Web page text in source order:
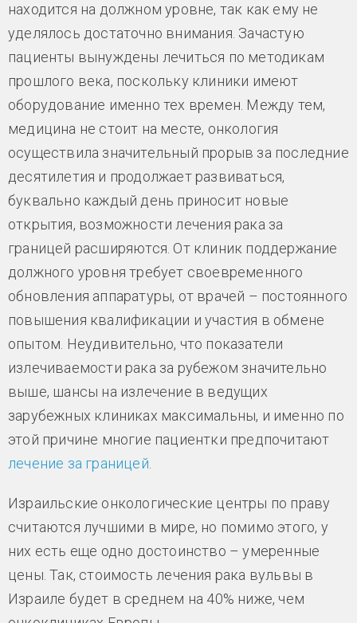
находится на должном уровне, так как ему не
уделялось достаточно внимания. Зачастую
пациенты вынуждены лечиться по методикам
прошлого века, поскольку клиники имеют
оборудование именно тех времен. Между тем,
медицина не стоит на месте, онкология
осуществила значительный прорыв за последние
десятилетия и продолжает развиваться,
буквально каждый день приносит новые
открытия, возможности лечения рака за
границей расширяются. От клиник поддержание
должного уровня требует своевременного
обновления аппаратуры, от врачей – постоянного
повышения квалификации и участия в обмене
опытом. Неудивительно, что показатели
излечиваемости рака за рубежом значительно
выше, шансы на излечение в ведущих
зарубежных клиниках максимальны, и именно по
этой причине многие пациентки предпочитают
лечение за границей
Израильские онкологические центры по праву
считаются лучшими в мире, но помимо этого, у
них есть еще одно достоинство – умеренные
цены. Так, стоимость лечения рака вульвы в
Израиле будет в среднем на 40% ниже, чем